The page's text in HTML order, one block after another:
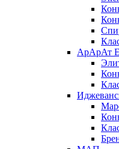
АрАрАт